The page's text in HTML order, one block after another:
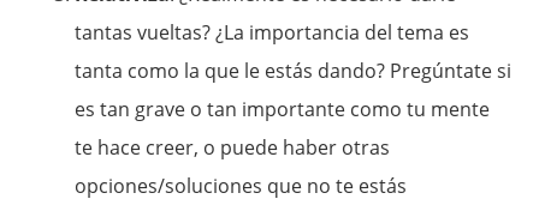
tantas vueltas? ¿La importancia del tema es
tanta como la que le estás dando? Pregúntate si
es tan grave o tan importante como tu mente
te hace creer, o puede haber otras
opciones/soluciones que no te estás